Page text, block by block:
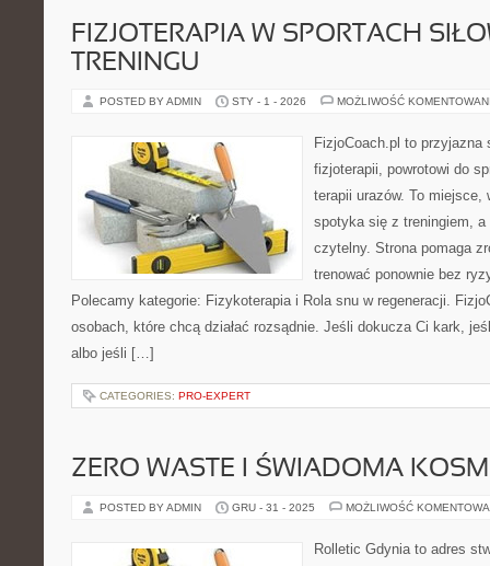
FIZJOTERAPIA W SPORTACH
TRENINGU
POSTED BY ADMIN STY - 1 - 2026 MOŻLIWOŚĆ
FizjoCoach.pl to przyjazna
fizjoterapii, powrotowi do
terapii urazów. To miejsce,
spotyka się z treningiem,
czytelny. Strona pomaga
trenować ponownie bez
Polecamy kategorie: Fizykoterapia i Rola snu w regeneracji.
osobach, które chcą działać rozsądnie. Jeśli dokucza Ci kark,
albo jeśli […]
CATEGORIES: PRO-EXPERT
ZERO WASTE I ŚWIADOMA
POSTED BY ADMIN GRU - 31 - 2025 MOŻLIWOŚĆ
Rolletic Gdynia to adres